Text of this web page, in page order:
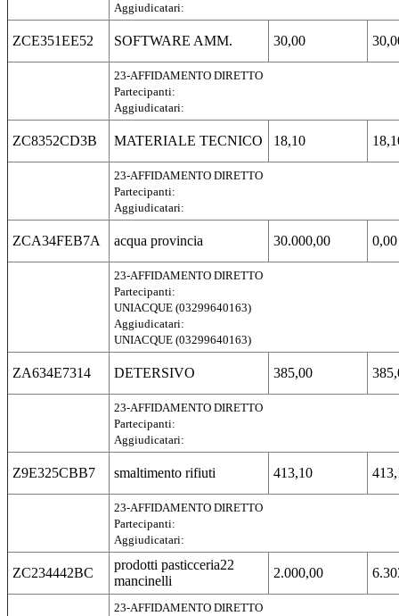
Aggiudicatari:
ZCE351EE52 SOFTWARE AMM. 30,00
23-AFFIDAMENTO DIRETTO
Partecipanti:
Aggiudicatari:
ZC8352CD3B MATERIALE TECNICO 18,10
23-AFFIDAMENTO DIRETTO
Partecipanti:
Aggiudicatari:
ZCA34FEB7A acqua provincia 30.000,00 0,00
23-AFFIDAMENTO DIRETTO
Partecipanti:
UNIACQUE (03299640163)
Aggiudicatari:
UNIACQUE (03299640163)
ZA634E7314 DETERSIVO 385,00
23-AFFIDAMENTO DIRETTO
Partecipanti:
Aggiudicatari:
Z9E325CBB7 smaltimento rifiuti 413,10
23-AFFIDAMENTO DIRETTO
Partecipanti:
Aggiudicatari:
ZC234442BC
prodotti pasticceria22
mancinelli
2.000,00
23-AFFIDAMENTO DIRETTO